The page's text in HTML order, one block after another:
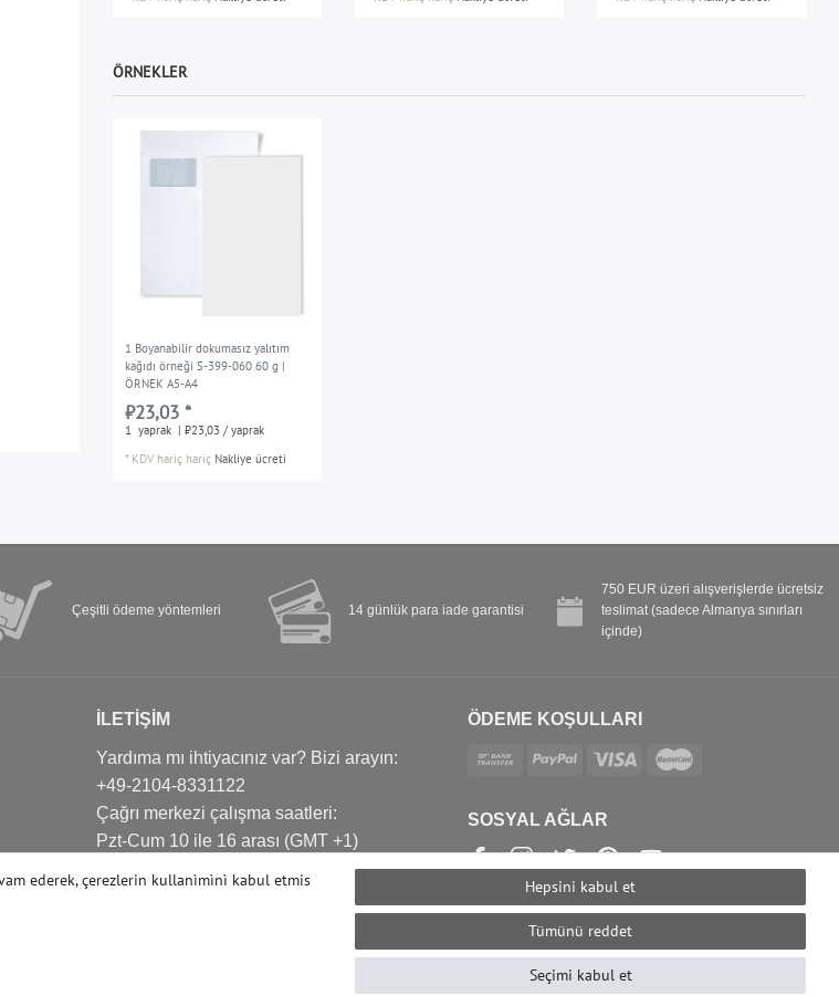
ÖRNEKLER
1 Boyanabilir dokumasız yalıtım
kağıdı örneği S-399-060 60 g |
ÖRNEK A5-A4
₺23,03 *
1 yaprak | ₺23,03 / yaprak
* KDV hariç hariç Nakliye ücreti
Çeşitli ödeme yöntemleri 14 günlük para iade garantisi
750 EUR üzeri alışverişlerde ücretsiz
teslimat (sadece Almanya sınırları
içinde)
İLETIŞIM
Yardıma mı ihtiyacınız var? Bizi arayın:
+49-2104-8331122
Çağrı merkezi çalışma saatleri:
Pzt-Cum 10 ile 16 arası (GMT +1)
Е-posta: info@profhome-shop.com
ÖDEME KOŞULLARI
SOSYAL AĞLAR
ederek, çerezlerin kullanìmìnì kabul etmis
Hepsini kabul et
Tümünü reddet
Seçimi kabul et